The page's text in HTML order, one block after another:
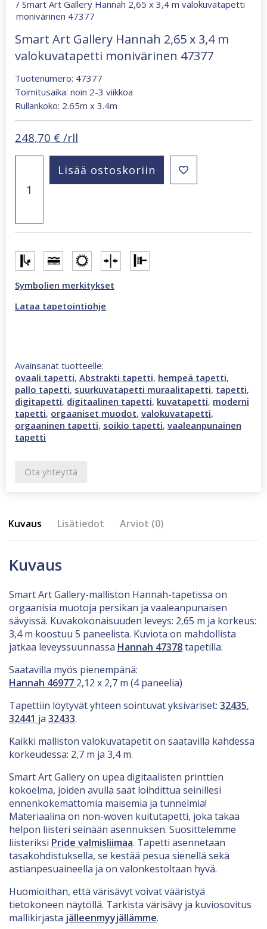
/ Smart Art Gallery Hannah 2,65 x 3,4 m valokuvatapetti
monivärinen 47377
Smart Art Gallery Hannah 2,65 x 3,4 m
valokuvatapetti monivärinen 47377
Tuotenumero: 47377
Toimitusaika: noin 2-3 viikkoa
Rullankoko: 2.65m x 3.4m
248,70 € /rll
Gallery
Hannah
x
3,4
valokuvatapetti
monivärinen
47377
määrä
Lisää ostoskoriin
Symbolien merkitykset
Lataa tapetointiohje
Avainsanat tuotteelle:
ovaali tapetti, Abstrakti tapetti, hempeä tapetti,
pallo tapetti, suurkuvatapetti muraalitapetti, tapetti,
digitapetti, digitaalinen tapetti, kuvatapetti, moderni
tapetti, orgaaniset muodot, valokuvatapetti,
orgaaninen tapetti, soikio tapetti, vaaleanpunainen
tapetti
Ota yhteyttä
Kuvaus Lisätiedot Arviot (0)
Kuvaus
Smart Art Gallery-malliston Hannah-tapetissa on
orgaanisia muotoja persikan ja vaaleanpunaisen
sävyissä. Kuvakokonaisuuden leveys: 2,65 m ja korkeus:
3,4 m koostuu 5 paneelista. Kuviota on mahdollista
jatkaa leveyssuunnassa Hannah 47378tapetilla.
Saatavilla myös pienempänä:
Hannah 46977 2,12 x 2,7 m (4 paneelia)
Tapettiin löytyvät yhteen sointuvat yksiväriset: 32435,
32441 ja 32433.
Kaikki malliston valokuvatapetit on saatavilla kahdessa
korkeudessa: 2,7 m ja 3,4 m.
Smart Art Gallery on upea digitaalisten printtien
kokoelma, joiden avulla saat loihdittua seinillesi
ennenkokemattomia maisemia ja tunnelmia!
Materiaalina on non-woven kuitutapetti, joka takaa
helpon liisteri seinään asennuksen. Suosittelemme
liisteriksi Pride valmisliimaa. Tapetti asennetaan
tasakohdistuksella, se kestää pesua sienellä sekä
astianpesuaineella ja on valonkestoltaan hyvä.
Huomioithan, että värisävyt voivat vääristyä
tietokoneen näytöllä. Tarkista värisävy ja kuviosovitus
mallikirjasta jälleenmyyjällämme.